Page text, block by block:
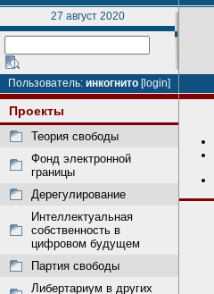
27 август 2020
Пользователь: инкогнито [login]
Проекты
Теория свободы
Фонд электронной
границы
Дерегулирование
Интеллектуальная
собственность в
цифровом будущем
Партия свободы
Либертариум в других